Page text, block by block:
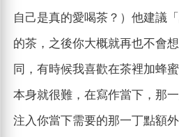
自己是真的愛喝茶？）他建議
的茶，之後你大概就再也不會
同，有時候我喜歡在茶裡加蜂
本身就很難，在寫作當下，那
注入你當下需要的那一丁點額外